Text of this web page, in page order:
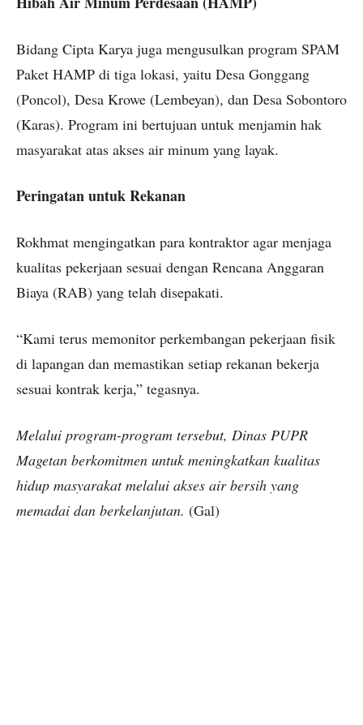
Bidang Cipta Karya juga mengusulkan program SPAM
Paket HAMP di tiga lokasi, yaitu Desa Gonggang
(Poncol), Desa Krowe (Lembeyan), dan Desa Sobontoro
(Karas). Program ini bertujuan untuk menjamin hak
masyarakat atas akses air minum yang layak.
Peringatan untuk Rekanan
Rokhmat mengingatkan para kontraktor agar menjaga
kualitas pekerjaan sesuai dengan Rencana Anggaran
Biaya (RAB) yang telah disepakati.
“Kami terus memonitor perkembangan pekerjaan fisik
di lapangan dan memastikan setiap rekanan bekerja
sesuai kontrak kerja,” tegasnya.
Melalui program-program tersebut, Dinas PUPR
Magetan berkomitmen untuk meningkatkan kualitas
hidup masyarakat melalui akses air bersih yang
memadai dan berkelanjutan. (Gal)